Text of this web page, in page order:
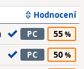
Hodnocení
PC 55
PC 50